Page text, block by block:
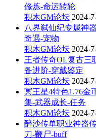
修炼-命运转轮
积木GM论坛 2024-
八界弑仙纪专属神
奇遇-宠物
积木GM论坛 2024-
王者传奇OL复古三
备进阶-穿戴鉴定
积木GM论坛 2024-
冥王星4特色1.76金
集-武器成长-任务
积木GM论坛 2024-
醉沙传单职业神器
刀-鞭尸-buff